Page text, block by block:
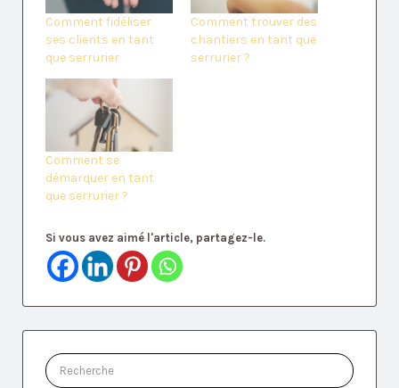
Comment fidéliser
ses clients en tant
que serrurier
Comment trouver des
chantiers en tant que
serrurier ?
Comment se
démarquer en tant
que serrurier ?
Si vous avez aimé l'article, partagez-le.
Rechercher: